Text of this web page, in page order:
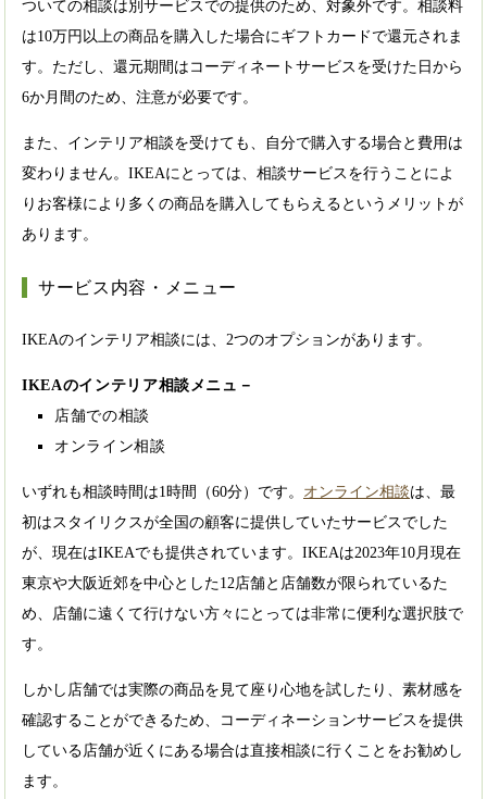
ついての相談は別サービスでの提供のため、対象外です。相談料
は10万円以上の商品を購入した場合にギフトカードで還元されま
す。ただし、還元期間はコーディネートサービスを受けた日から
6か月間のため、注意が必要です。
また、インテリア相談を受けても、自分で購入する場合と費用は
変わりません。IKEAにとっては、相談サービスを行うことによ
りお客様により多くの商品を購入してもらえるというメリットが
あります。
サービス内容・メニュー
IKEAのインテリア相談には、2つのオプションがあります。
IKEAのインテリア相談メニュ－
店舗での相談
オンライン相談
いずれも相談時間は1時間（60分）です。 オンライン相談は、最
初はスタイリクスが全国の顧客に提供していたサービスでした
が、現在はIKEAでも提供されています。IKEAは2023年10月現在
東京や大阪近郊を中心とした12店舗と店舗数が限られているた
め、店舗に遠くて行けない方々にとっては非常に便利な選択肢で
す。
しかし店舗では実際の商品を見て座り心地を試したり、素材感を
確認することができるため、コーディネーションサービスを提供
している店舗が近くにある場合は直接相談に行くことをお勧めし
ます。